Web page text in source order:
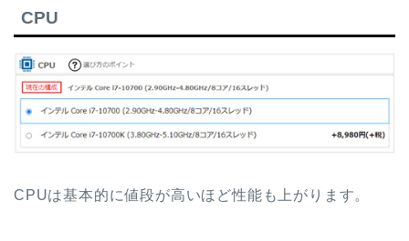
CPU
CPUは基本的に値段が高いほど性能も上がります。